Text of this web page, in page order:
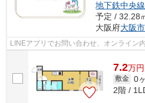
地下鉄中央線
予定 / 32.28
大阪府大阪
LINEアプリでお問い合わせ、オンライン
7.2万円
敷金 0
2階 /